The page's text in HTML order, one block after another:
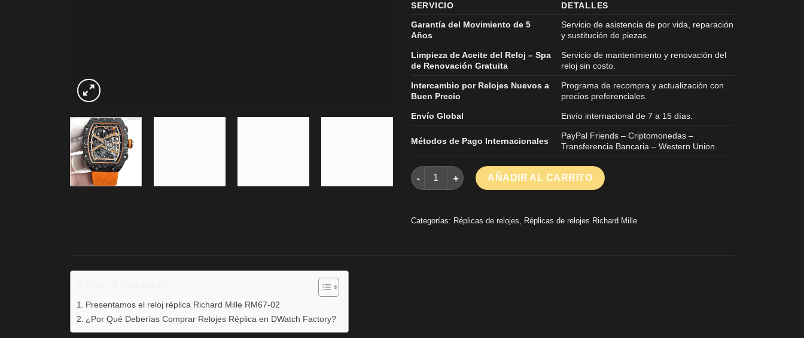
SERVICIO
DETALLES
Garantía del Movimiento de 5
Años
Servicio de asistencia de por vida, reparación
y sustitución de piezas.
Limpieza de Aceite del Reloj – Spa
de Renovación Gratuita
Servicio de mantenimiento y renovación del
reloj sin costo.
Intercambio por Relojes Nuevos a
Buen Precio
Programa de recompra y actualización con
precios preferenciales.
Envío Global Envío internacional de 7 a 15 días.
Métodos de Pago Internacionales
PayPal Friends – Criptomonedas –
Transferencia Bancaria – Western Union.
Richard Mille RM67-02 Replicas de relojes refinados de carbono negro 38,7×47,5mm cantidad
AÑADIR AL CARRITO
Categorías: Réplicas de relojes Réplicas de relojes Richard Mille
Presentamos el reloj réplica Richard Mille RM67-02
¿Por Qué Deberías Comprar Relojes Réplica en DWatch Factory?